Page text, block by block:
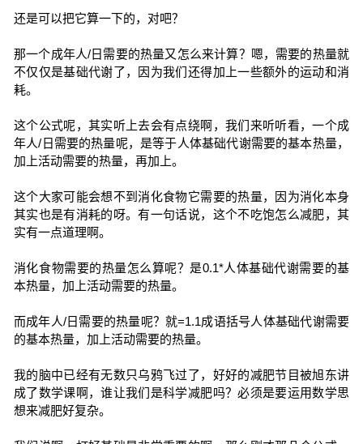
还是可以把它算一下的，对吧？
那一个成年人/日需要的热量又怎么来计算？嗯，需要的热量就
不仅仅是基础代谢了，因为我们还得加上一些额外的运动和消
耗。
这个公式呢，其实听上去会有点绕啊，我们来听听看，一个成
年人/日需要的热量呢，是等于人体基础代谢需要的基本热量，
加上活动需要的热量，再加上。
这个大家可能会想不到消化食物它需要的热量，因为消化本身
其实也是有消耗的呀。有一句话说，这个不吃饱怎么减肥，其
实有一点道理啊。
消化食物需要的热量怎么算呢？是0.1*人体基础代谢需要的基
本热量，加上活动需要的热量。
而成年人/日需要的热量呢？就=1.1成语括号人体基础代谢需要
的基本热量，加上活动需要的热量。
我的脑中已经有无数只乌鸦飞过了，好好的减肥节目被旭东讲
成了数学课啊，谁让我们是科学减肥吗？必须是要运用数学思
想来减肥好复杂。